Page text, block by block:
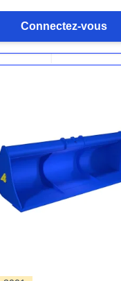
Connectez-vous